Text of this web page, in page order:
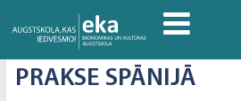
PRAKSE SPĀNIJĀ